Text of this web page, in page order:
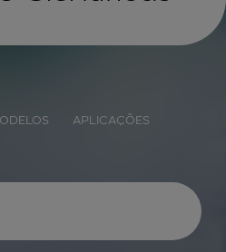
APLICAÇÕES